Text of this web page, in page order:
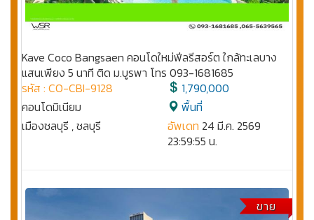
Kave Coco Bangsaen คอนโดใหม่ฟีลรีสอร์ต ใกล้ทะเลบาง
แสนเพียง 5 นาที ติด ม.บูรพา โทร 093-1681685
รหัส : CO-CBI-9128
คอนโดมิเนียม
เมืองชลบุรี , ชลบุรี
1,790,000
พื้นที่
อัพเดท 24 มี.ค. 2569
23:59:55 น.
ขาย